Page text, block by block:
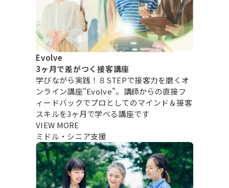
Evolve
3ヶ月で差がつく接客講座
学びながら実践！８STEPで接客力を磨くオ
ンライン講座"Evolve"。講師からの直接フ
ィードバックでプロとしてのマインド＆接客
スキルを3ヶ月で学べる講座です
VIEW MORE
ミドル・シニア支援